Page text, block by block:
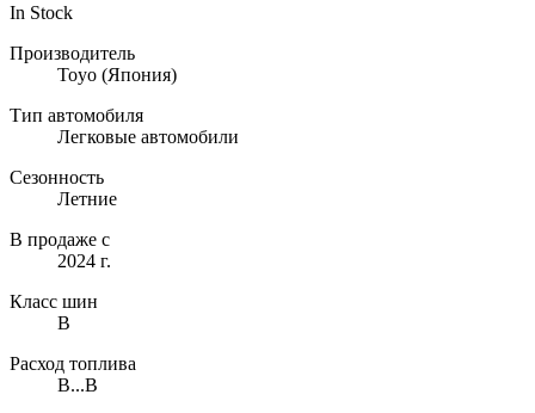
In Stock
Производитель
Toyo (Япония)
Тип автомобиля
Легковые автомобили
Сезонность
Летние
В продаже с
2024 г.
Класс шин
B
Расход топлива
B...B